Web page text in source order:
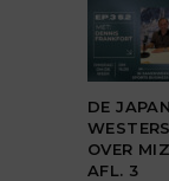
DE
OVER
AFL. 3